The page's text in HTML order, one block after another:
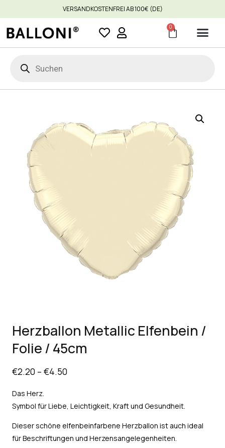
VERSANDKOSTENFREI AB 100€ (DE)
0
Herzballon Metallic Elfenbein /
Folie / 45cm
€2.20 – €4.50
Das Herz.
Symbol für Liebe, Leichtigkeit, Kraft und Gesundheit.
Dieser schöne elfenbeinfarbene Herzballon ist auch ideal
für Beschriftungen und Herzensangelegenheiten.